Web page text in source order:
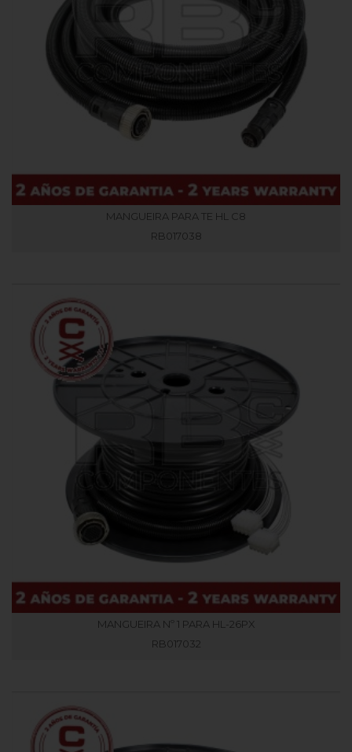
MANGUEIRA PARA TE HL C8
RB017038
MANGUEIRA Nº 1 PARA HL-26PX
RB017032